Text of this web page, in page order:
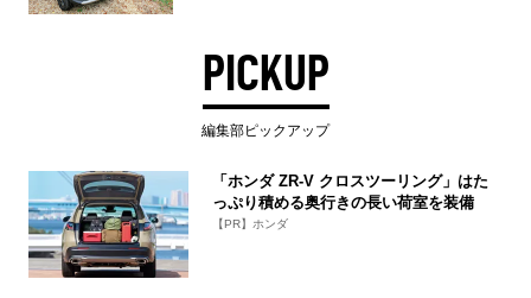
PICKUP
編集部ピックアップ
「ホンダ ZR-V クロスツーリング」はた
っぷり積める奥行きの長い荷室を装備
【PR】ホンダ